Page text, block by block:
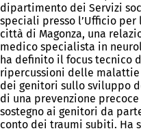
dipartimento dei Servizi
speciali presso l’Ufficio
città di Magonza, una
medico specialista in
ha definito il focus tecnico
ripercussioni delle
dei genitori sullo sviluppo
di una prevenzione
sostegno ai genitori da
conto dei traumi subiti. Ha